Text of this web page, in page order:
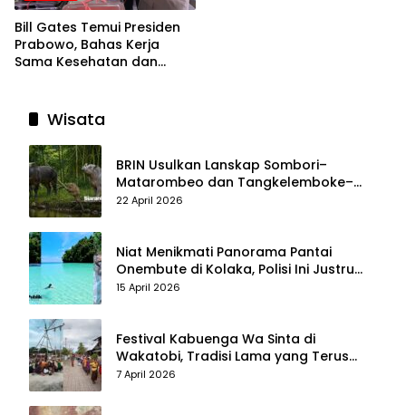
Bill Gates Temui Presiden
Prabowo, Bahas Kerja
Sama Kesehatan dan
Wisata
BRIN Usulkan Lanskap Sombori–
Matarombeo dan Tangkelemboke–
Mekongga di Sulawesi Tenggara Jadi
22 April 2026
Niat Menikmati Panorama Pantai
Onembute di Kolaka, Polisi Ini Justru
Berakhir Membersihkan Sampah
15 April 2026
Festival Kabuenga Wa Sinta di
Wakatobi, Tradisi Lama yang Terus
Hidup dan Jadi Daya Tarik Wisata
7 April 2026